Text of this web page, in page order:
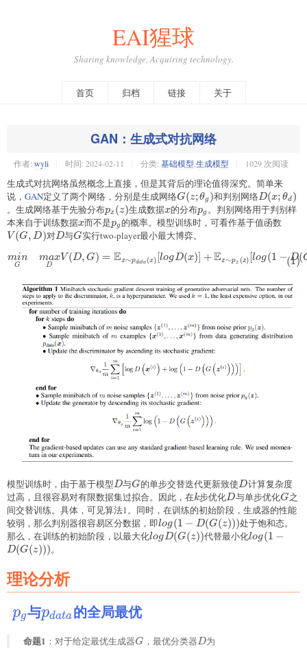
EAI猩球
Sharing knowledge, Acquiring technology.
首页 归档 链接 关于
GAN：生成式对抗网络
作者: wyli 时间: 2024-02-11 分类: 基础模型 生成模型 1029 次阅读
生成式对抗网络虽然概念上直接，但是其背后的理论值得深究。简单来
说， GAN定义了两个网络，分别是生成网络G(z;\theta_g)
G(z;θg )和判别网络D(x; θd )
。生成网络基于先验分布p_z(z)
pz (z)生成数据x
x的分布p_g
pg 。判别网络用于判别样
本来自于训练数据x
x而不是p_g
pg 的概率。 模型训练时，可看作基于值函数
V (G, D)对D
D与G
G实行two-player最小最大博弈。
\begin{aligned}
G
min
D
maxV (D, G) = Ex∼pdata (x) [logD(x)] +Ez∼pz (z) [log(1 − D(
(1)
模型训练时，由于基于模型D
D与G
G的单步交替迭代更新致使D
D计算复杂度
过高，且很容易对有限数据集过拟合。因此，在k
k步优化D
D与单步优化G
G之
间交替训练。具体，可见算法1。同时，在训练的初始阶段，生成器的性能
较弱，那么判别器很容易区分数据，即log(1-
D(G(z)))
log(1 − D(G(z)))处于饱和态。
那么，在训练的初始阶段，以最大化logD(G(z))
logD(G(z))代替最小化log(1-
log(1 −
D(G(z)))。
理论分析
p_g
pg与p_{data}
pdata的全局最优
命题1 ：对于给定最优生成器G
G ，最优分类器D
D为